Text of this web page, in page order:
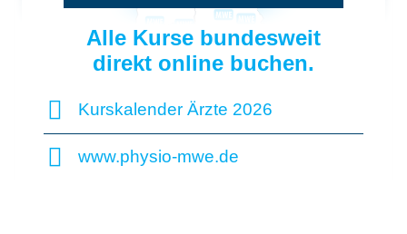
Alle Kurse bundesweit
direkt online buchen.
Kurskalender Ärzte 2026
www.physio-mwe.de